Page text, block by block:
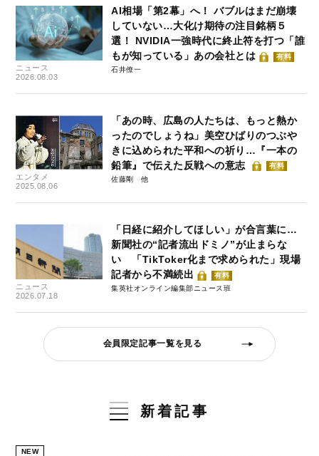
ニュース
2026.08.03
AI相場「第2幕」へ！ バブルはまだ崩壊
していない…大化け期待の注目銘柄５
選！ NVIDIA一強時代に終止符を打つ「誰
もが知っている」あの会社とは
有料
石井僚一
エンタメ
2025.08.06
「あの時、広島の人たちは、もっと熱か
ったのでしょうね」美空ひばりのつぶや
きに込められた平和への祈り…『一本の
鉛筆』で伝えた反戦への意志
有料
佐藤剛
ニュース
2026.07.18
「日経に紹介してほしい」が合言葉に…
新聞社の“記者流出ドミノ”が止まらな
い 「TikToker化まで求められた」現場
記者から不満続出
有料
集英社オンライン編集部ニュース班
会員限定記事一覧を見る
新着記事
NEW